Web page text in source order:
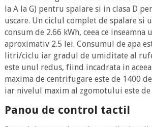
la A la G) pentru spalare si in clasa D
uscare. Un ciclul complet de spalare si
consum de 2.66 kWh, ceea ce inseamna
aproximativ 2.5 lei. Consumul de apa
litri/ciclu iar gradul de umiditate al
este unul redus, fiind incadrata in
maxima de centrifugare este de 1400
iar nivelul maxim al zgomotului este de
Panou de control tactil